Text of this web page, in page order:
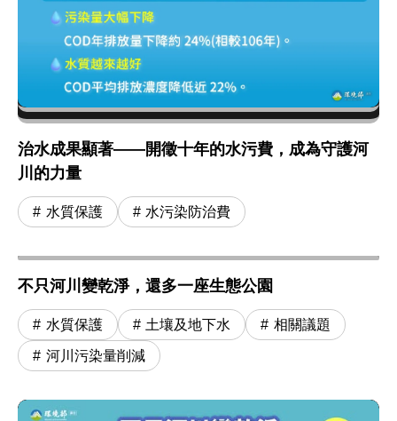
治水成果顯著——開徵十年的水污費，成為守護河
川的力量
水質保護 水污染防治費
不只河川變乾淨，還多一座生態公園
水質保護 土壤及地下水 相關議題
河川污染量削減